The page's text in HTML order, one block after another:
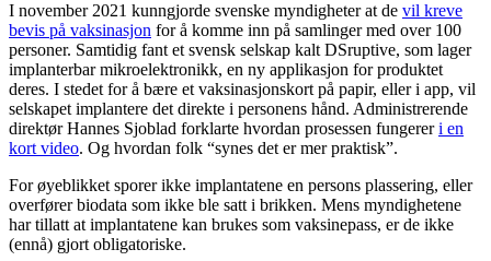
I november 2021 kunngjorde svenske myndigheter at de vil kreve
bevis på vaksinasjon for å komme inn på samlinger med over 100
personer. Samtidig fant et svensk selskap kalt DSruptive, som lager
implanterbar mikroelektronikk, en ny applikasjon for produktet
deres. I stedet for å bære et vaksinasjonskort på papir, eller i app, vil
selskapet implantere det direkte i personens hånd. Administrerende
direktør Hannes Sjoblad forklarte hvordan prosessen fungereri en
kort video. Og hvordan folk “synes det er mer praktisk”.
For øyeblikket sporer ikke implantatene en persons plassering, eller
overfører biodata som ikke ble satt i brikken. Mens myndighetene
har tillatt at implantatene kan brukes som vaksinepass, er de ikke
(ennå) gjort obligatoriske.